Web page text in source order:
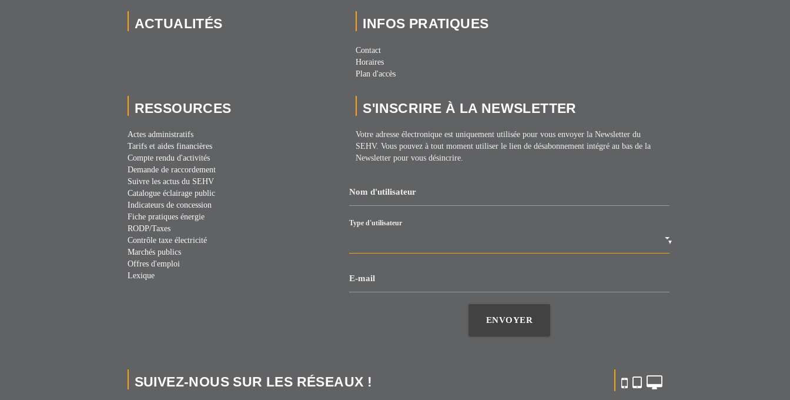
ACTUALITÉS INFOS PRATIQUES
Contact
Horaires
Plan d'accès
RESSOURCES
Actes administratifs
Tarifs et aides financières
Compte rendu d'activités
Demande de raccordement
Suivre les actus du SEHV
Catalogue éclairage public
Indicateurs de concession
Fiche pratiques énergie
RODP/Taxes
Contrôle taxe électricité
Marchés publics
Offres d'emploi
Lexique
S'INSCRIRE À LA NEWSLETTER
Votre adresse électronique est uniquement utilisée pour vous envoyer la Newsletter du
SEHV. Vous pouvez à tout moment utiliser le lien de désabonnement intégré au bas de la
Newsletter pour vous désincrire.
Nom d'utilisateur
▼
Type d'utilisateur
E-mail
ENVOYER
SUIVEZ-NOUS SUR LES RÉSEAUX !